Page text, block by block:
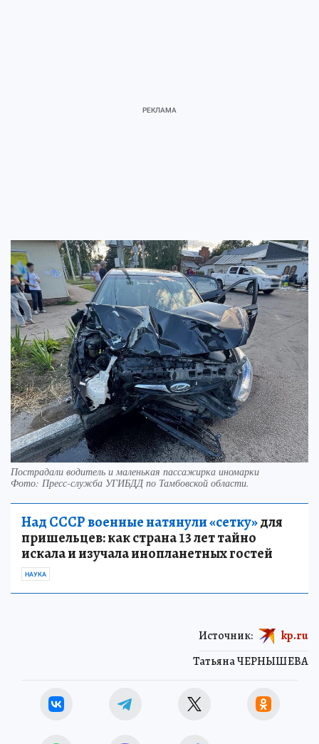
Пострадали водитель и маленькая пассажирка иномарки
Фото: Пресс-служба УГИБДД по Тамбовской области.
Над СССР военные натянули «сетку»для
пришельцев: как страна 13 лет тайно
искала и изучала инопланетных гостей
НАУКА
Татьяна ЧЕРНЫШЕВА
Источник: kp.ru